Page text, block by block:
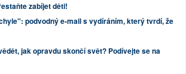
zabíjet děti!
podvodný e-mail s vydíráním, který tvrdí, že
jak opravdu skončí svět? Podívejte se na